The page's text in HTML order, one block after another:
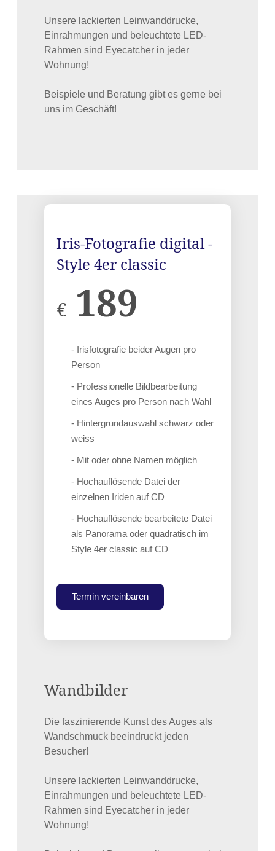
Unsere lackierten Leinwanddrucke,
Einrahmungen und beleuchtete LED-
Rahmen sind Eyecatcher in jeder
Wohnung!
Beispiele und Beratung gibt es gerne bei
uns im Geschäft!
Wandbilder
Die faszinierende Kunst des Auges als
Wandschmuck beeindruckt jeden
Besucher!
Unsere lackierten Leinwanddrucke,
Einrahmungen und beleuchtete LED-
Rahmen sind Eyecatcher in jeder
Wohnung!
Iris-Fotografie digital -
Style 4er classic
€ 189
- Irisfotografie beider Augen pro
Person
- Professionelle Bildbearbeitung
eines Auges pro Person nach Wahl
- Hintergrundauswahl schwarz oder
weiss
- Mit oder ohne Namen möglich
- Hochauflösende Datei der
einzelnen Iriden auf CD
- Hochauflösende bearbeitete Datei
als Panorama oder quadratisch im
Style 4er classic auf CD
Termin vereinbaren